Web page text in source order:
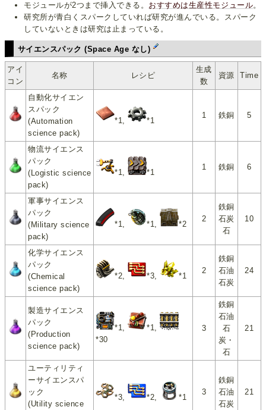
モジュールが2つまで挿入できる。 おすすめは生産性モジュール。
研究所が青白くスパークしていれば研究が進んでいる。スパーク
していないときは研究は止まっている。
サイエンスパック (Space Age なし)
アイ
コン
名称 レシピ
生成
数
資源 Time
自動化サイエン
スパック
(Automation
science pack)
*1, *1
1 鉄銅 5
物流サイエンス
パック
(Logistic science
pack)
*1, *1
1 鉄銅 6
軍事サイエンス
パック
(Military science
pack)
*1, *1, *2
2
鉄銅
石炭
石
10
化学サイエンス
パック
(Chemical
science pack)
*2, *3, *1
2
鉄銅
石油
石炭
24
製造サイエンス
パック
(Production
science pack)
*1,
*1,
*30
3
鉄銅
石油
石
炭・
石
21
ユーティリティ
ーサイエンスパ
ック
(Utility science
*3, *2, *1
3
鉄銅
石油
石炭
21